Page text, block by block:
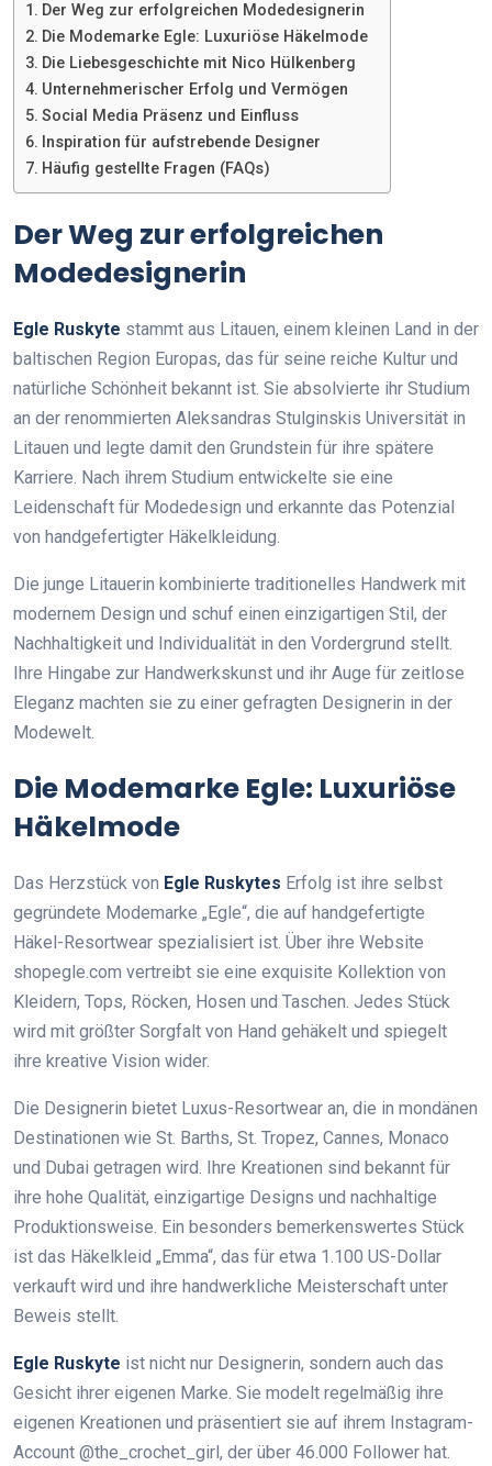
Der Weg zur erfolgreichen Modedesignerin
Die Modemarke Egle: Luxuriöse Häkelmode
Die Liebesgeschichte mit Nico Hülkenberg
Unternehmerischer Erfolg und Vermögen
Social Media Präsenz und Einfluss
Inspiration für aufstrebende Designer
Häufig gestellte Fragen (FAQs)
Der Weg zur erfolgreichen
Modedesignerin
Egle Ruskyte stammt aus Litauen, einem kleinen Land in der
baltischen Region Europas, das für seine reiche Kultur und
natürliche Schönheit bekannt ist. Sie absolvierte ihr Studium
an der renommierten Aleksandras Stulginskis Universität in
Litauen und legte damit den Grundstein für ihre spätere
Karriere. Nach ihrem Studium entwickelte sie eine
Leidenschaft für Modedesign und erkannte das Potenzial
von handgefertigter Häkelkleidung.
Die junge Litauerin kombinierte traditionelles Handwerk mit
modernem Design und schuf einen einzigartigen Stil, der
Nachhaltigkeit und Individualität in den Vordergrund stellt.
Ihre Hingabe zur Handwerkskunst und ihr Auge für zeitlose
Eleganz machten sie zu einer gefragten Designerin in der
Modewelt.
Die Modemarke Egle: Luxuriöse
Häkelmode
Das Herzstück von Egle Ruskytes Erfolg ist ihre selbst
gegründete Modemarke „Egle“, die auf handgefertigte
Häkel-Resortwear spezialisiert ist. Über ihre Website
shopegle.com vertreibt sie eine exquisite Kollektion von
Kleidern, Tops, Röcken, Hosen und Taschen. Jedes Stück
wird mit größter Sorgfalt von Hand gehäkelt und spiegelt
ihre kreative Vision wider.
Die Designerin bietet Luxus-Resortwear an, die in mondänen
Destinationen wie St. Barths, St. Tropez, Cannes, Monaco
und Dubai getragen wird. Ihre Kreationen sind bekannt für
ihre hohe Qualität, einzigartige Designs und nachhaltige
Produktionsweise. Ein besonders bemerkenswertes Stück
ist das Häkelkleid „Emma“, das für etwa 1.100 US-Dollar
verkauft wird und ihre handwerkliche Meisterschaft unter
Beweis stellt.
Egle Ruskyte ist nicht nur Designerin, sondern auch das
Gesicht ihrer eigenen Marke. Sie modelt regelmäßig ihre
eigenen Kreationen und präsentiert sie auf ihrem Instagram-
Account @the_crochet_girl, der über 46.000 Follower hat.